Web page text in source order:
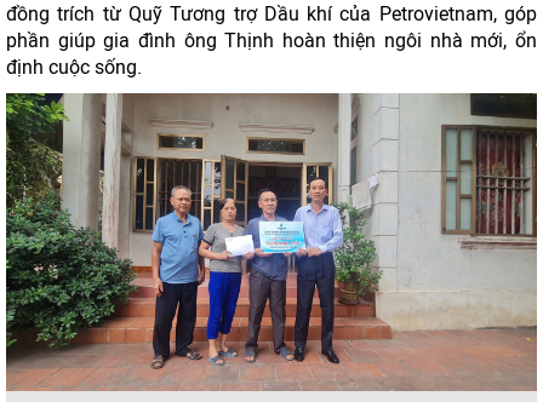
đồng trích từ Quỹ Tương trợ Dầu khí của Petrovietnam, góp
phần giúp gia đình ông Thịnh hoàn thiện ngôi nhà mới, ổn
định cuộc sống.